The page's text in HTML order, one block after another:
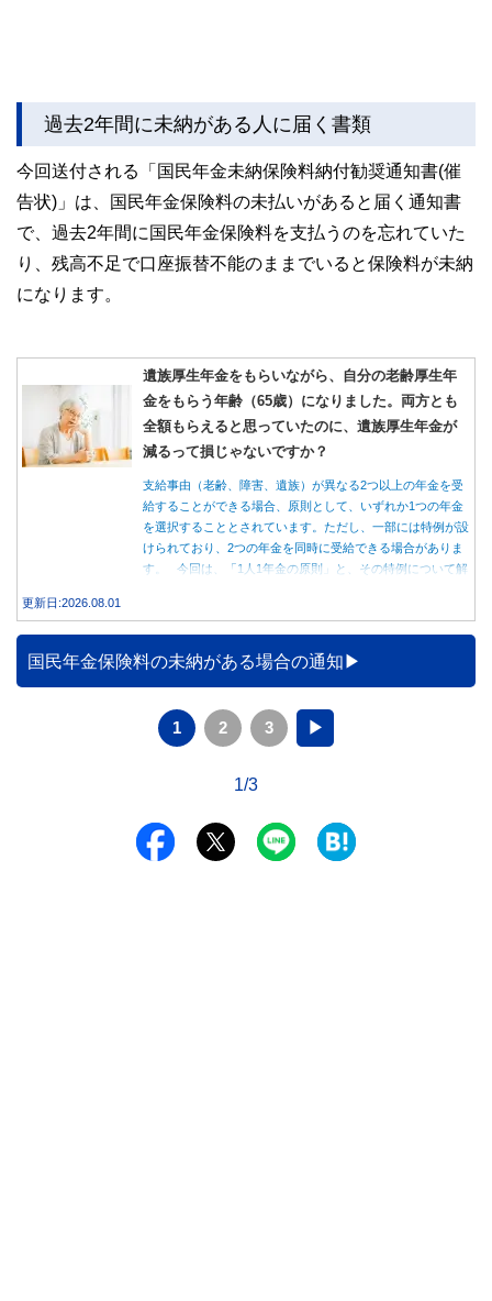
過去2年間に未納がある人に届く書類
今回送付される「国民年金未納保険料納付勧奨通知書(催
告状)」は、国民年金保険料の未払いがあると届く通知書
で、過去2年間に国民年金保険料を支払うのを忘れていた
り、残高不足で口座振替不能のままでいると保険料が未納
になります。
遺族厚生年金をもらいながら、自分の老齢厚生年
金をもらう年齢（65歳）になりました。両方とも
全額もらえると思っていたのに、遺族厚生年金が
減るって損じゃないですか？
支給事由（老齢、障害、遺族）が異なる2つ以上の年金を受
給することができる場合、原則として、いずれか1つの年金
を選択することとされています。ただし、一部には特例が設
けられており、2つの年金を同時に受給できる場合がありま
す。 今回は、「1人1年金の原則」と、その特例について解
更新日:2026.08.01
国民年金保険料の未納がある場合の通知
1 2 3 ▶
1/3